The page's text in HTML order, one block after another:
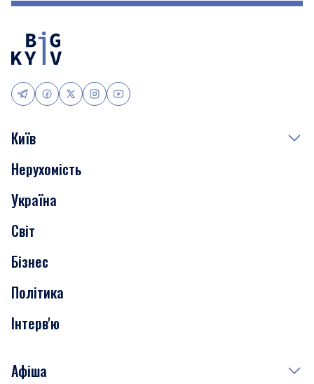
Київ
Події
Скандали
Нерухомість
Транспорт
Нерухомість
Україна
Світ
Бізнес
Політика
Інтерв'ю
Афіша